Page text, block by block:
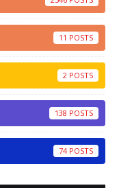
11
2
138
74